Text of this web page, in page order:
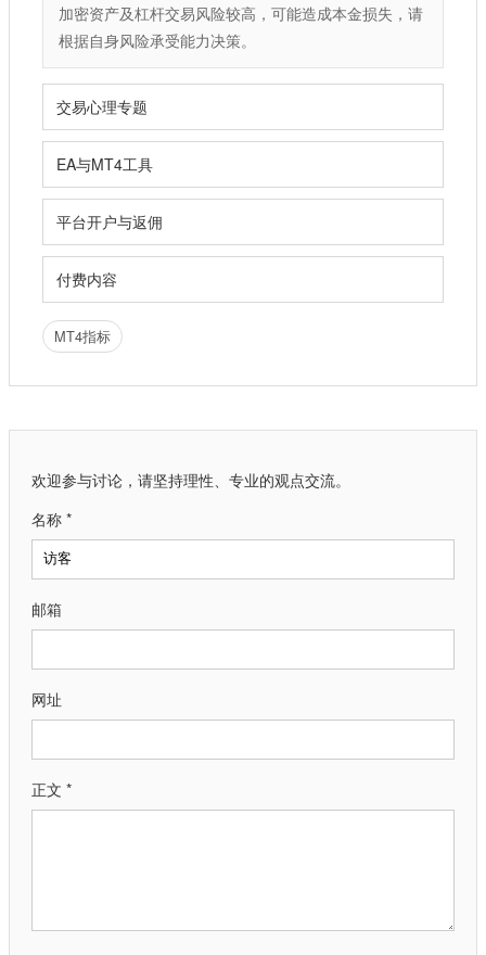
加密资产及杠杆交易风险较高，可能造成本金损失，请
根据自身风险承受能力决策。
交易心理专题
EA与MT4工具
平台开户与返佣
付费内容
MT4指标
欢迎参与讨论，请坚持理性、专业的观点交流。
名称 *
邮箱
网址
正文 *